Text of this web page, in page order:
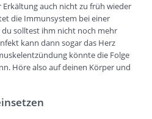
auch nicht zu früh wieder
die Immunsystem bei einer
solltest ihm nicht noch mehr
kann dann sogar das Herz
könnte die Folge
Höre also auf deinen Körper und